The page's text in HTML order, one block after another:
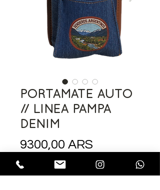
PORTAMATE AUTO
// LINEA PAMPA
DENIM
9300,00 ARS
COLORES *